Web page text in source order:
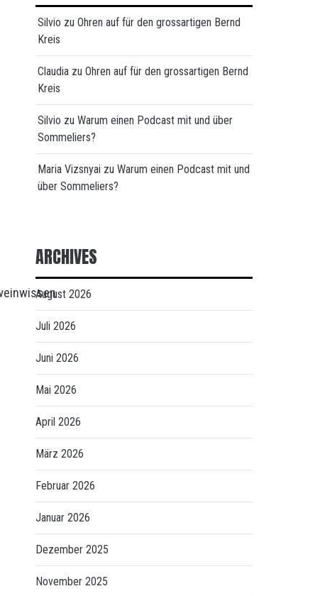
Silvio zu Ohren auf für den grossartigen Bernd
Kreis
Claudia zu Ohren auf für den grossartigen Bernd
Kreis
Silvio zu Warum einen Podcast mit und über
Sommeliers?
Maria Vizsnyai zu Warum einen Podcast mit und
über Sommeliers?
ARCHIVES
August 2026
Juli 2026
Juni 2026
Mai 2026
April 2026
März 2026
Februar 2026
Januar 2026
Dezember 2025
November 2025